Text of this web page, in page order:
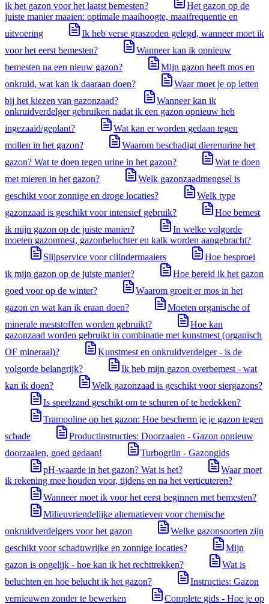
ik het gazon voor het laatst bemesten?
Het gazon op de
juiste manier maaien: optimale maaihoogte, maaifrequentie en
uitvoering
Ik heb verse graszoden gelegd, wanneer moet ik
voor het eerst bemesten?
Wanneer kan ik opnieuw
bemesten na een nieuw gazon?
Mijn gazon heeft mos en
onkruid, wat kan ik daaraan doen?
Waar moet je op letten
bij het kiezen van gazonzaad?
Wanneer kan ik
onkruidverdelger gebruiken nadat ik een gazon opnieuw heb
ingezaaid/geplant?
Wat kan er worden gedaan tegen
mollen in het gazon?
Waarom beschadigt dierenurine het
gazon? Wat te doen tegen urine in het gazon?
Wat te doen
met mieren in het gazon?
Welk gazonzaadmengsel is
geschikt voor zonnige en droge locaties?
Welk type
gazonzaad is geschikt voor intensief gebruik?
Hoe bemest
ik mijn gazon op de juiste manier?
In welke volgorde
moeten gazonmest, gazonbeluchter en kalk worden aangebracht?
Slijpservice voor cilindermaaiers
Hoe besproei
ik mijn gazon op de juiste manier?
Hoe bereid ik het gazon
goed voor op de winter?
Waarom groeit er mos in het
gazon en wat kan ik eraan doen?
Moeten organische of
minerale meststoffen worden gebruikt?
Hoe kan
gazonzaad worden gebruikt in combinatie met kunstmest (organisch
OF mineraal)?
Kunstmest en onkruidverdelger - is de
volgorde belangrijk?
Ik heb mijn gazon overbemest - wat
kan ik doen?
Welk gazonzaad is geschikt voor siergazons?
Is speelzand geschikt om te schuren of te bedekken?
Trampoline op het gazon: Hoe bescherm je je gazon tegen
schade
Productinstructies: Doorzaaien - Gazon opnieuw
doorzaaien, goed gedaan!
Turbogrün - Gazongids
pH-waarde in het gazon? Wat is het?
Waar moet
ik rekening mee houden voor, tijdens en na het verticuteren?
Wanneer moet ik voor het eerst beginnen met bemesten?
Milieuvriendelijke alternatieven voor chemische
onkruidverdelgers voor het gazon
Welke gazonsoorten zijn
geschikt voor schaduwrijke en zonnige locaties?
Mijn
gazon is ongelijk - hoe kan ik het rechttrekken?
Wat is
beluchten en hoe belucht ik het gazon?
Instructies: Gazon
vernieuwen zonder te bewerken
Complete gids - Hoe je op